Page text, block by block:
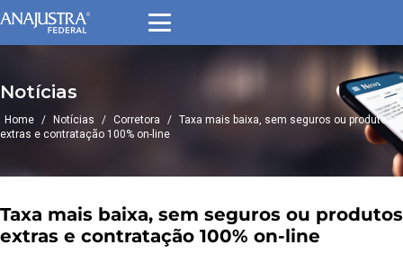
Notícias
Home / Notícias / Corretora / Taxa mais baixa, sem seguros ou produtos
extras e contratação 100% on-line
Taxa mais baixa, sem seguros ou produtos
extras e contratação 100% on-line